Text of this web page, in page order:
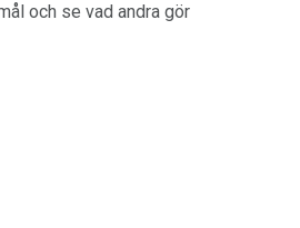
och se vad andra gör